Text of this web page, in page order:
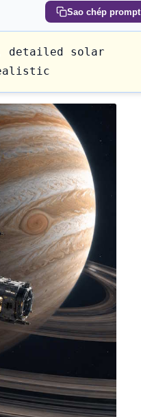
Sao chép prompt
detailed solar